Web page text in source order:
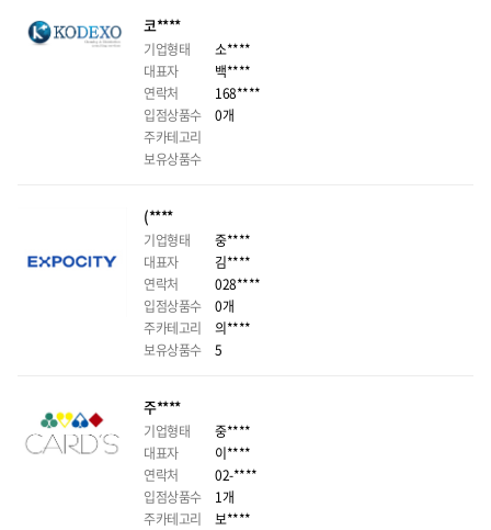
코****
기업형태
소****
대표자
백****
연락처
168****
입점상품수
0개
주카테고리
보유상품수
(****
기업형태
중****
대표자
김****
연락처
028****
입점상품수
0개
주카테고리
의****
보유상품수
5
주****
기업형태
중****
대표자
이****
연락처
02-****
입점상품수
1개
주카테고리
보****